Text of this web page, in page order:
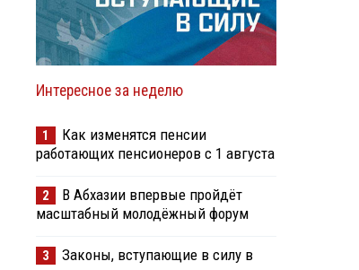
Интересное за неделю
1
Как изменятся пенсии
работающих пенсионеров с 1 августа
2
В Абхазии впервые пройдёт
масштабный молодёжный форум
3
Законы, вступающие в силу в